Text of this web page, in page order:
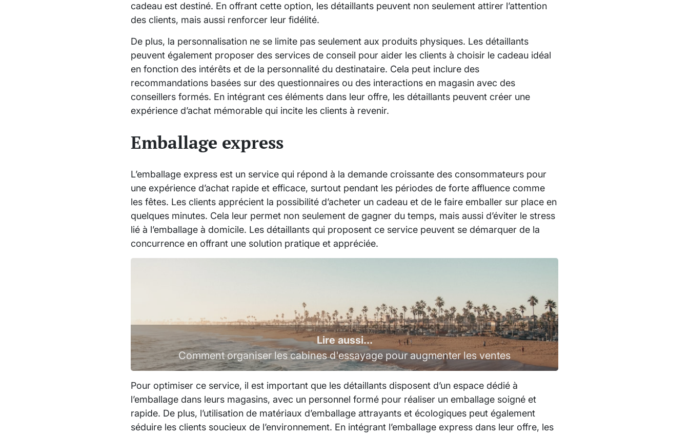
cadeau est destiné. En offrant cette option, les détaillants peuvent non seulement attirer l’attention
des clients, mais aussi renforcer leur fidélité.
De plus, la personnalisation ne se limite pas seulement aux produits physiques. Les détaillants
peuvent également proposer des services de conseil pour aider les clients à choisir le cadeau idéal
en fonction des intérêts et de la personnalité du destinataire. Cela peut inclure des
recommandations basées sur des questionnaires ou des interactions en magasin avec des
conseillers formés. En intégrant ces éléments dans leur offre, les détaillants peuvent créer une
expérience d’achat mémorable qui incite les clients à revenir.
Emballage express
L’emballage express est un service qui répond à la demande croissante des consommateurs pour
une expérience d’achat rapide et efficace, surtout pendant les périodes de forte affluence comme
les fêtes. Les clients apprécient la possibilité d’acheter un cadeau et de le faire emballer sur place en
quelques minutes. Cela leur permet non seulement de gagner du temps, mais aussi d’éviter le stress
lié à l’emballage à domicile. Les détaillants qui proposent ce service peuvent se démarquer de la
concurrence en offrant une solution pratique et appréciée.
Lire aussi...
Comment organiser les cabines d'essayage pour augmenter les ventes
Pour optimiser ce service, il est important que les détaillants disposent d’un espace dédié à
l’emballage dans leurs magasins, avec un personnel formé pour réaliser un emballage soigné et
rapide. De plus, l’utilisation de matériaux d’emballage attrayants et écologiques peut également
séduire les clients soucieux de l’environnement. En intégrant l’emballage express dans leur offre, les